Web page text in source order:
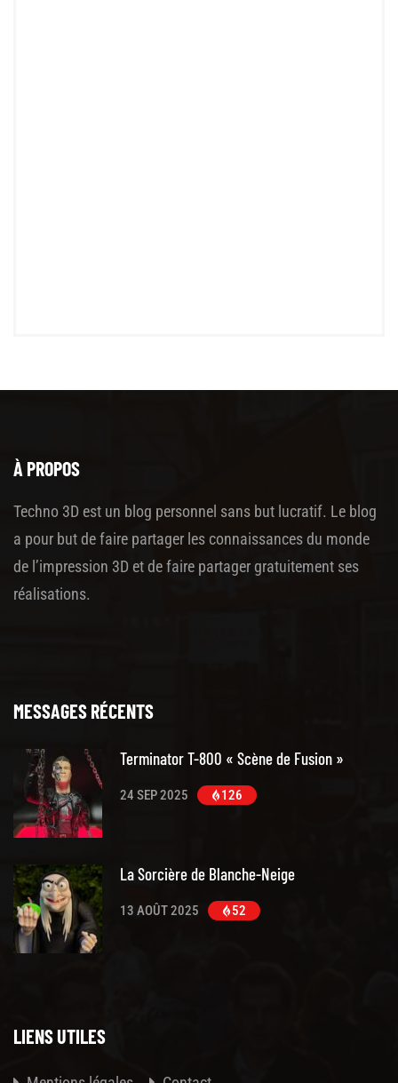
À PROPOS
Techno 3D est un blog personnel sans but lucratif. Le blog
a pour but de faire partager les connaissances du monde
de l’impression 3D et de faire partager gratuitement ses
réalisations.
MESSAGES RÉCENTS
Terminator T-800 « Scène de Fusion »
24 SEP 2025 126
La Sorcière de Blanche-Neige
13 AOÛT 2025 52
LIENS UTILES